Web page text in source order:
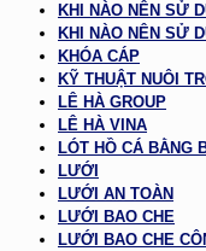
KHI NÀO NÊN SỬ
KHI NÀO NÊN SỬ
KHÓA CÁP
KỸ THUẬT NUÔI
LÊ HÀ GROUP
LÊ HÀ VINA
LÓT HỒ CÁ BẰNG
LƯỚI
LƯỚI AN TOÀN
LƯỚI BAO CHE
LƯỚI BAO CHE